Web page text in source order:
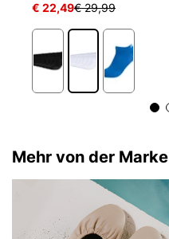
€ 22,49€ 29,99
Mehr von der Marke